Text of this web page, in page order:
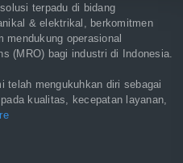
terpadu di bidang
& elektrikal, berkomitmen
mendukung operasional
(MRO) bagi industri di Indonesia.
telah mengukuhkan diri sebagai
kualitas, kecepatan layanan,